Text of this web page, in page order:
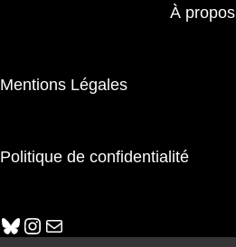
À propos
Mentions Légales
Politique de confidentialité
Bluesky
Instagram
E-mail